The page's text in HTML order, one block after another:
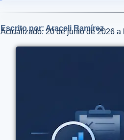
Escrito por: Araceli Ramírez
Actualizado: 20 de junio de 2026 a